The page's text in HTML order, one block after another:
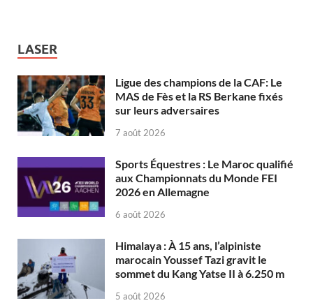
LASER
Ligue des champions de la CAF: Le
MAS de Fès et la RS Berkane fixés
sur leurs adversaires
7 août 2026
Sports Équestres : Le Maroc qualifié
aux Championnats du Monde FEI
2026 en Allemagne
6 août 2026
Himalaya : À 15 ans, l’alpiniste
marocain Youssef Tazi gravit le
sommet du Kang Yatse II à 6.250 m
5 août 2026